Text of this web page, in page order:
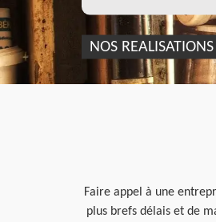
NOS REALISATIONS
Faire appel à une
plus brefs délais et de